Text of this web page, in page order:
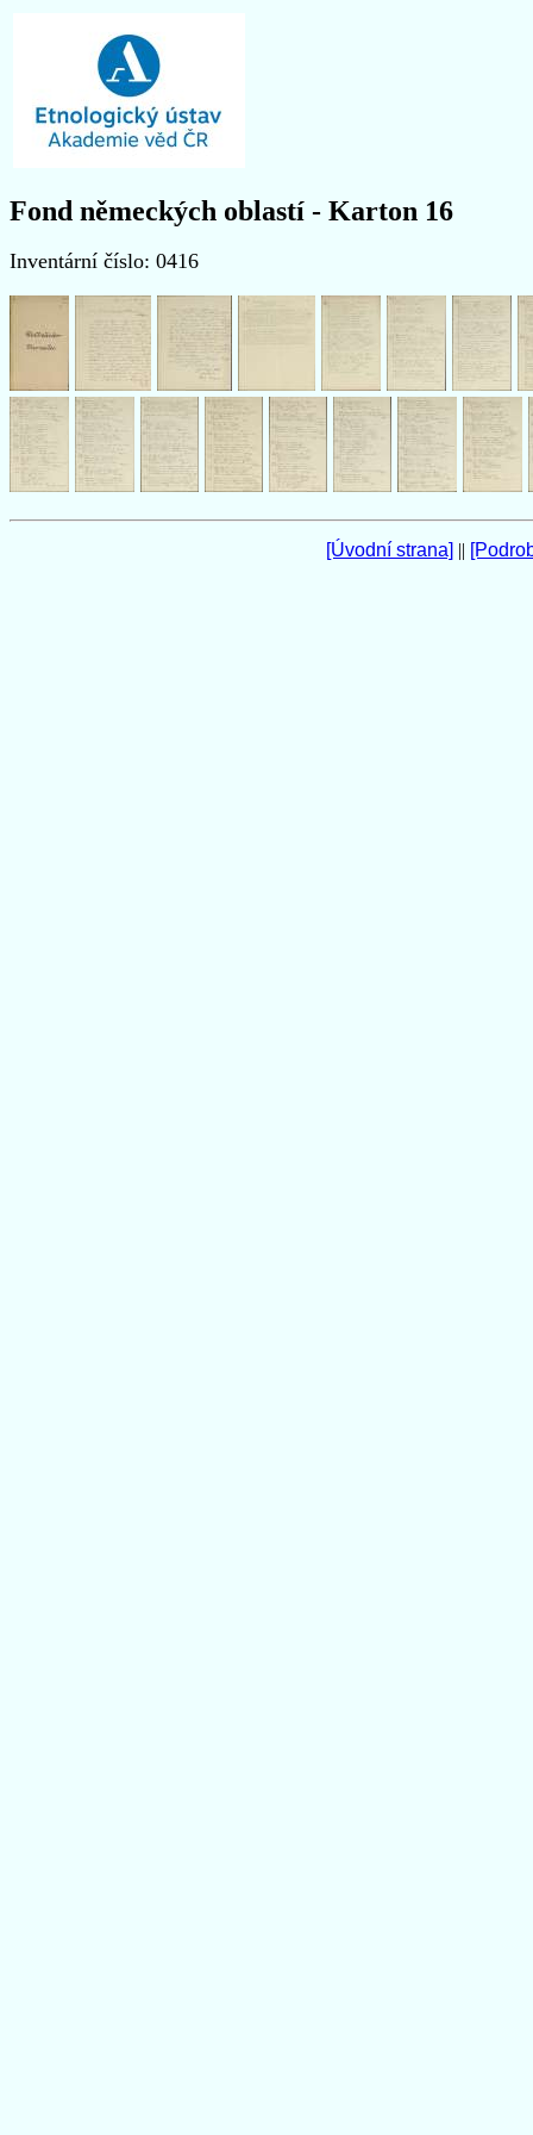
Fond německých oblastí - Karton 16
Inventární číslo: 0416
[Úvodní strana] ||